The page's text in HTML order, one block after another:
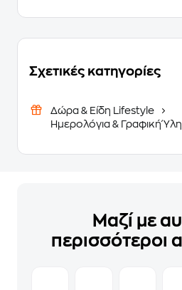
Σχετικές κατηγορίες
Δώρα & Είδη Lifestyle
Ημερολόγια & Γραφική Ύλη
Μαζί με
περισσότεροι